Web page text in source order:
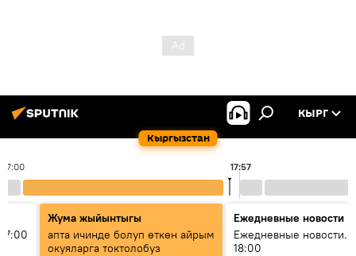
Кыргызстан
КЫРГ
17:00 17:57
Жума жыйынтыгы
апта ичинде болуп өткөн айрым
окуяларга токтолобуз
Ежедневные новости
Ежедневные новости.
18:00